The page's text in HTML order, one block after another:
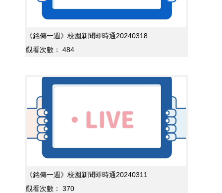
《銘傳一週》校園新聞即時通20240318
觀看次數：
484
《銘傳一週》校園新聞即時通20240311
觀看次數：
370